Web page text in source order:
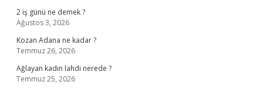
2 iş günü ne demek ?
Ağustos 3, 2026
Kozan Adana ne kadar ?
Temmuz 26, 2026
Ağlayan kadın lahdi nerede ?
Temmuz 25, 2026